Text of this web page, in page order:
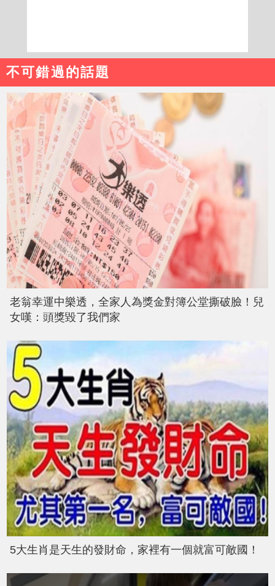
不可錯過的話題
老翁幸運中樂透，全家人為獎金對簿公堂撕破臉！兒
女嘆：頭獎毀了我們家
5大生肖是天生的發財命，家裡有一個就富可敵國！